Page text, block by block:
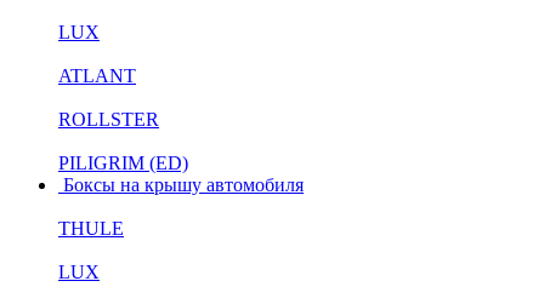
LUX
ATLANT
ROLLSTER
PILIGRIM (ED)
Боксы на крышу автомобиля
THULE
LUX